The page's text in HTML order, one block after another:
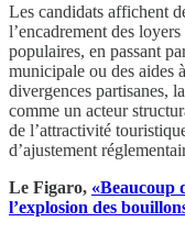
Les candidats affichent
l’encadrement des
populaires, en passant
municipale ou des aides
divergences partisanes,
comme un acteur
de l’attractivité
d’ajustement
Le Figaro, «Beaucoup
l’explosion des